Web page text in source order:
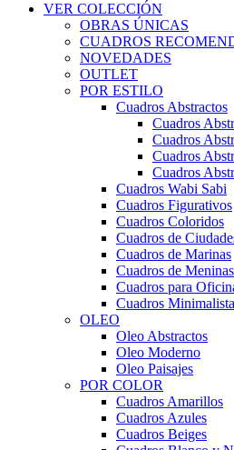
VER COLECCIÓN
OBRAS ÚNICAS
CUADROS
NOVEDADES
OUTLET
POR ESTILO
Cuadros Abstractos
Cuadros
Cuadros
Cuadros
Cuadros
Cuadros Wabi Sabi
Cuadros Figurativos
Cuadros Coloridos
Cuadros de
Cuadros de Marinas
Cuadros de Meninas
Cuadros para
Cuadros
OLEO
Oleo Abstractos
Oleo Moderno
Oleo Paisajes
POR COLOR
Cuadros Amarillos
Cuadros Azules
Cuadros Beiges